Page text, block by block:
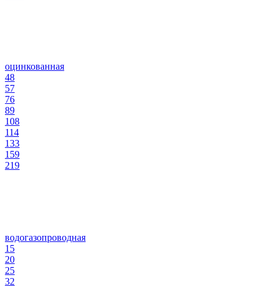
оцинкованная
48
57
76
89
108
114
133
159
219
водогазопроводная
15
20
25
32